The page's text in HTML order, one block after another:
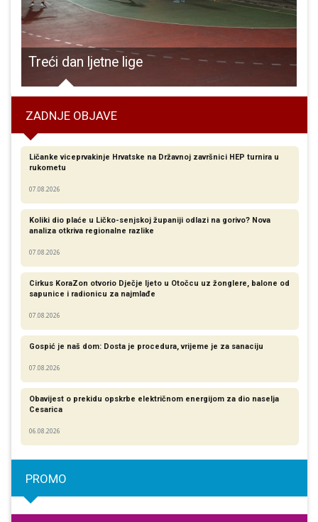
Treći dan ljetne lige
ZADNJE OBJAVE
Ličanke viceprvakinje Hrvatske na Državnoj završnici HEP turnira u
rukometu
07.08.2026
Koliki dio plaće u Ličko-senjskoj županiji odlazi na gorivo? Nova
analiza otkriva regionalne razlike​
07.08.2026
Cirkus KoraZon otvorio Dječje ljeto u Otočcu uz žonglere, balone od
sapunice i radionicu za najmlađe
07.08.2026
Gospić je naš dom: Dosta je procedura, vrijeme je za sanaciju
07.08.2026
Obavijest o prekidu opskrbe električnom energijom za dio naselja
Cesarica
06.08.2026
PROMO